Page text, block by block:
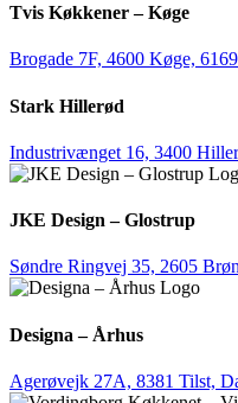
Tvis Køkkener – Køge
Brogade 7F, 4600 Køge,
Stark Hillerød
Industrivænget 16, 3400
JKE Design – Glostrup
Søndre Ringvej 35, 2605
Designa – Århus
Agerøvejk 27A, 8381 Tilst,